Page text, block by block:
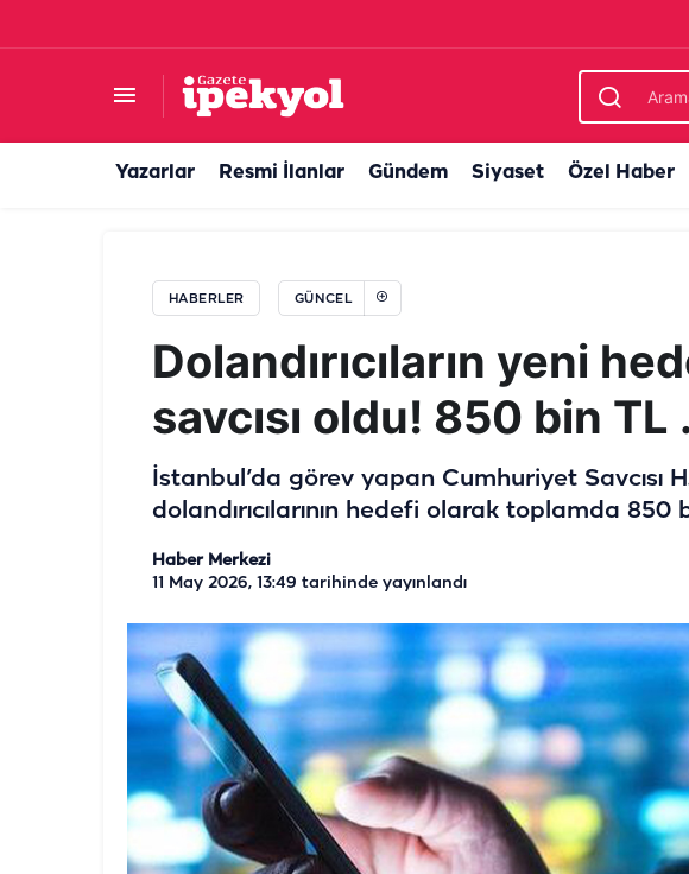
Yazarlar Resmi İlanlar Gündem Siyaset Özel Haber
HABERLER GÜNCEL
Dolandırıcıların yeni
savcısı oldu! 850 bin TL
İstanbul’da görev yapan Cumhuriyet Savcısı
dolandırıcılarının hedefi olarak toplamda 850
Haber Merkezi
11 May 2026, 13:49 tarihinde yayınlandı
DSİ Arazisinin Özelleştirme iddiasına ses yükseltilecek... Basın